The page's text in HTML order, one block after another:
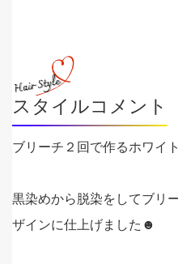
スタイルコメント
ブリーチ２回で作るホワイ
黒染めから脱染をしてブリ
ザインに仕上げました☻